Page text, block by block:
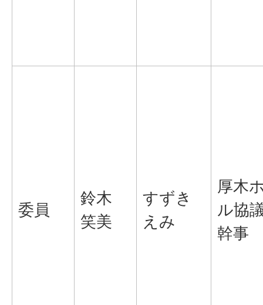
委員
鈴木
笑美
すずき
えみ
厚木
ル協
幹事